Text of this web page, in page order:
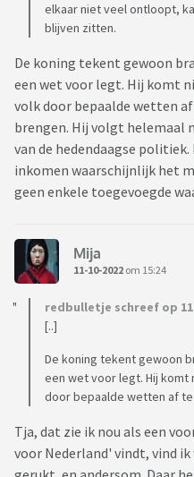
elkaar niet veel ontloopt,
blijven zitten.
De koning tekent gewoon
een wet voor legt. Hij komt
volk door bepaalde wetten
brengen. Hij volgt helemaal
van de hedendaagse
inkomen waarschijnlijk het
geen enkele toegevoegde
Mija
11-10-2022 om 15:24
redbulletje schreef op 11-
[..]
De koning tekent gewoon
een wet voor legt. Hij komt
door bepaalde wetten af
Tja, dat zie ik nou als een
voor Nederland' vindt, vind